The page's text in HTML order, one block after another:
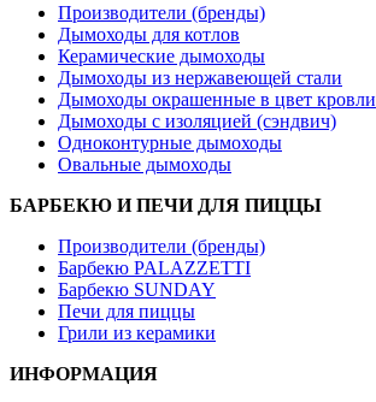
Производители (бренды)
Дымоходы для котлов
Керамические дымоходы
Дымоходы из нержавеющей стали
Дымоходы окрашенные в цвет кровли
Дымоходы с изоляцией (сэндвич)
Одноконтурные дымоходы
Овальные дымоходы
БАРБЕКЮ И ПЕЧИ ДЛЯ ПИЦЦЫ
Производители (бренды)
Барбекю PALAZZETTI
Барбекю SUNDAY
Печи для пиццы
Грили из керамики
ИНФОРМАЦИЯ